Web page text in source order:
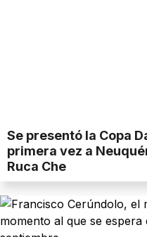
Se presentó la Copa
primera vez a
Ruca Che